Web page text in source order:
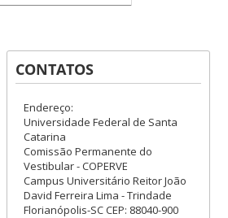
CONTATOS
Endereço:
Universidade Federal de Santa
Catarina
Comissão Permanente do
Vestibular - COPERVE
Campus Universitário Reitor João
David Ferreira Lima - Trindade
Florianópolis-SC CEP: 88040-900